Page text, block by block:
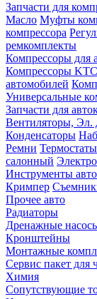
Запчасти для
Масло Муфты
компрессора
ремкомплекты
Компрессоры для
Компрессоры
автомобилей
Универсальные
Запчасти для
Вентиляторы, Эл.
Конденсаторы
Ремни
салонный
Инструменты авто
Кримпер
Прочее авто
Радиаторы
Дренажные
Кронштейны
Монтажные
Сервис пакет для
Химия
Сопутствующие